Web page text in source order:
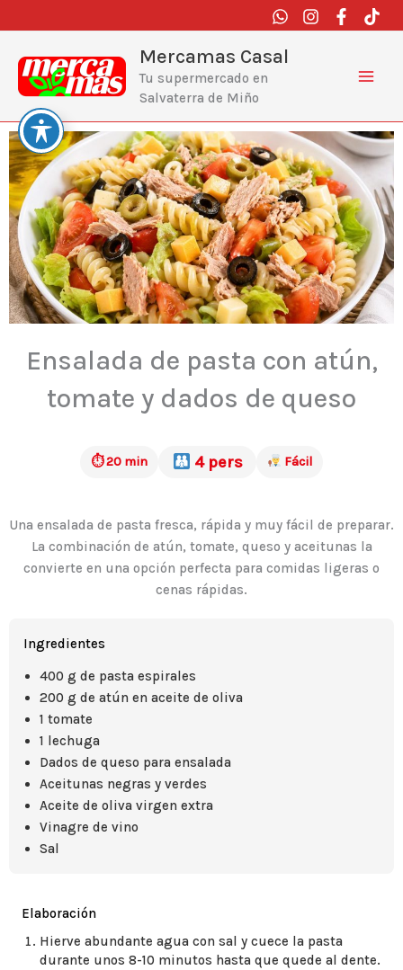
al
contenido
Mercamas Casal
Tu supermercado en
Salvaterra de Miño
Ensalada de pasta con atún,
tomate y dados de queso
⏱ 20 min 4 pers Fácil
Una ensalada de pasta fresca, rápida y muy fácil de preparar.
La combinación de atún, tomate, queso y aceitunas la
convierte en una opción perfecta para comidas ligeras o
cenas rápidas.
Ingredientes
400 g de pasta espirales
200 g de atún en aceite de oliva
1 tomate
1 lechuga
Dados de queso para ensalada
Aceitunas negras y verdes
Aceite de oliva virgen extra
Vinagre de vino
Sal
Elaboración
Hierve abundante agua con sal y cuece la pasta
durante unos 8-10 minutos hasta que quede al dente.